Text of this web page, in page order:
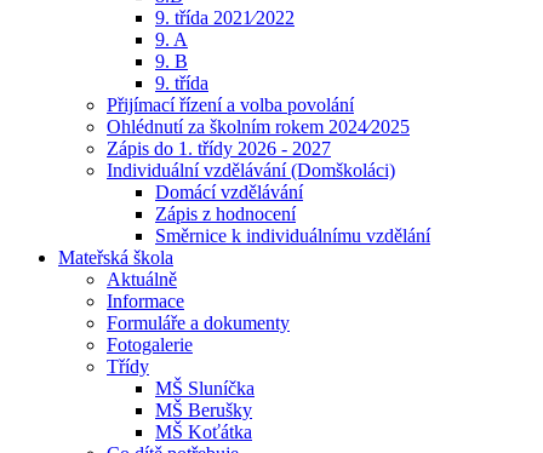
9. třída 2021⁄2022
9. A
9. B
9. třída
Přijímací řízení a volba povolání
Ohlédnutí za školním rokem 2024⁄2025
Zápis do 1. třídy 2026 - 2027
Individuální vzdělávání (Domškoláci)
Domácí vzdělávání
Zápis z hodnocení
Směrnice k individuálnímu vzdělání
Mateřská škola
Aktuálně
Informace
Formuláře a dokumenty
Fotogalerie
Třídy
MŠ Sluníčka
MŠ Berušky
MŠ Koťátka